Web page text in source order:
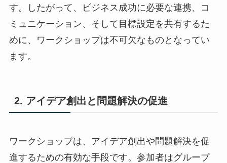
す。したがって、ビジネス成功に必要な連携、コ
ミュニケーション、そして目標設定を共有するた
めに、ワークショップは不可欠なものとなってい
ます。
2. アイデア創出と問題解決の促進
ワークショップは、アイデア創出や問題解決を促
進するための有効な手段です。参加者はグループ